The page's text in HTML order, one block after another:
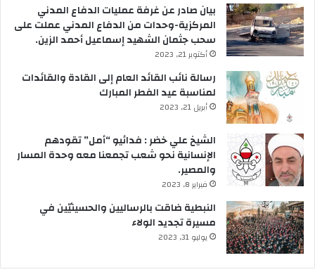
بيان صادر عن غرفة عمليات الدفاع المدني
المركزية-وحدات من الدفاع المدني عملت على
سحب جثمان الشهيد إسماعيل أحمد الزين.
أكتوبر 21, 2023
رسالة نائب القائد العام إلى القادة والقائدات
لمناسبة عيد الفطر المبارك
أبريل 21, 2023
الشيخ علي خضر : فدائيو “أمل” تقودهم
الإنسانية نحو شعب تجمعنا معه وحدة المسار
والمصير.
فبراير 8, 2023
النبطية ضاقت بالرساليين والحسينيّين في
مسيرة تجديد الولاء
يوليو 31, 2023